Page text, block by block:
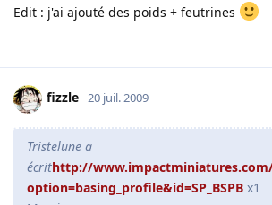
Edit : j'ai ajouté des poids + feutrines
fizzle 20 juil. 2009
Tristelune a
écrithttp://
option=basing_profile&id=SP_BSPB x1